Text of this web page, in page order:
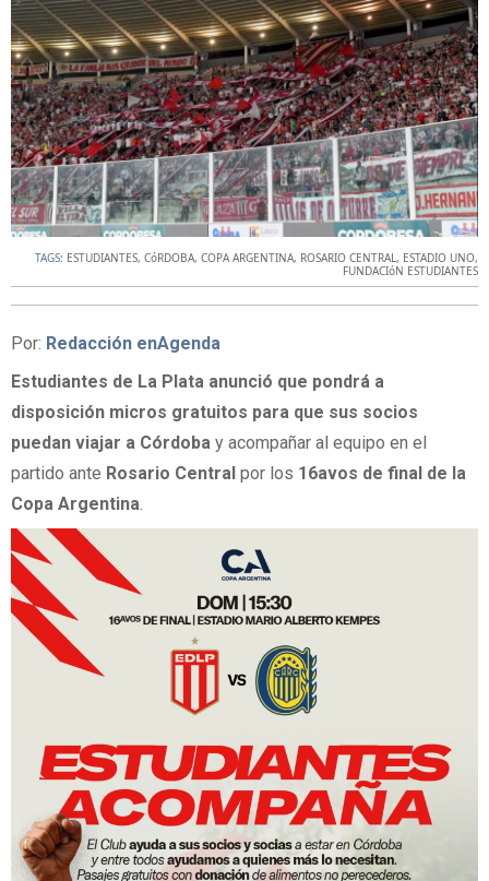
TAGS: ESTUDIANTES, CóRDOBA, COPA ARGENTINA, ROSARIO CENTRAL, ESTADIO UNO,
FUNDACIóN ESTUDIANTES
Por: Redacción enAgenda
Estudiantes de La Plata anunció que pondrá a
disposición micros gratuitos para que sus socios
puedan viajar a Córdoba y acompañar al equipo en el
partido ante Rosario Central por los 16avos de final de la
Copa Argentina.